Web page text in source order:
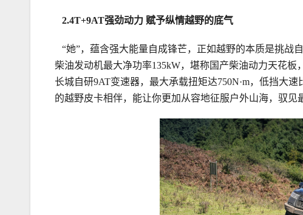
2.4T+9AT强劲动力 赋予纵情越野的底气
“她”，蕴含强大能量自成锋芒，正如越野的本质是挑战
柴油发动机最大净功率135kW，堪称国产柴油动力天花板
长城自研9AT变速器，最大承载扭矩达750N·m，低挡大
的越野皮卡相伴，能让你更加从容地征服户外山海，驭见